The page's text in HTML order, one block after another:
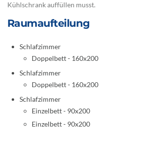
Kühlschrank auffüllen musst.
Raumaufteilung
Schlafzimmer
Doppelbett - 160x200
Schlafzimmer
Doppelbett - 160x200
Schlafzimmer
Einzelbett - 90x200
Einzelbett - 90x200